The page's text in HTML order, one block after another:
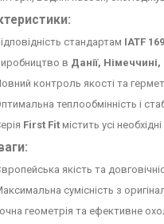
стандартам IATF
в Данії,
контроль якості та
теплообмінність і
First Fit містить усі
якість та
сумісність з
геометрія та ефективне